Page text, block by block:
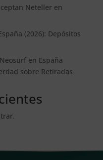
Neteller en
(2026): Depósitos
en España
sobre Retiradas